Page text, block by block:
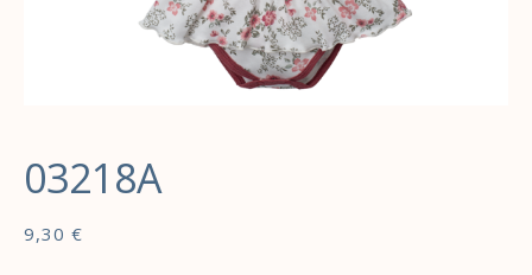
03218A
9,30 €